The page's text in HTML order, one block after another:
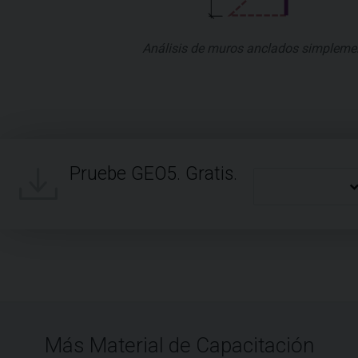
Análisis de muros anclados
Pruebe GEO5. Gratis.
Más Material de Capacitación